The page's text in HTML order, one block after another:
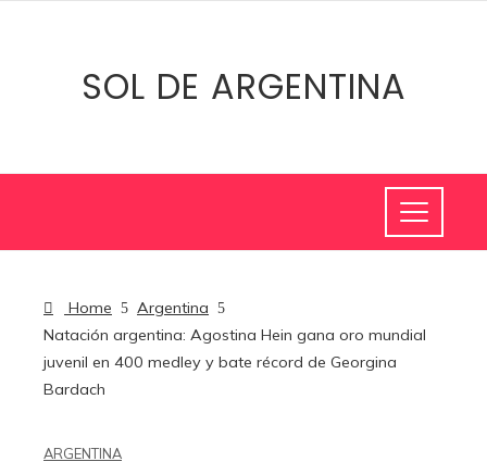
SOL DE ARGENTINA
Home
Argentina
Natación argentina: Agostina Hein gana oro mundial
juvenil en 400 medley y bate récord de Georgina
Bardach
ARGENTINA